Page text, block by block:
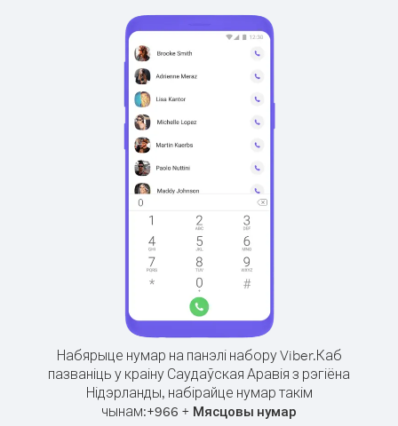
Набярыце нумар на панэлі набору Viber.Каб
пазваніць у краіну Саудаўская Аравія з рэгіёна
Нідэрланды, набірайце нумар такім
чынам:+966 + Мясцовы нумар